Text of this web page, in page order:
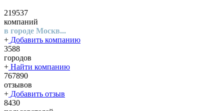
219537
компаний
в городе Москв...
+ Добавить компанию
3588
городов
+ Найти компанию
767890
отзывов
+ Добавить отзыв
8430